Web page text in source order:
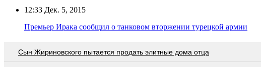
12:33 Дек. 5, 2015
Премьер Ирака сообщил о танковом вторжении турецкой армии
Сын Жириновского пытается продать элитные дома отца